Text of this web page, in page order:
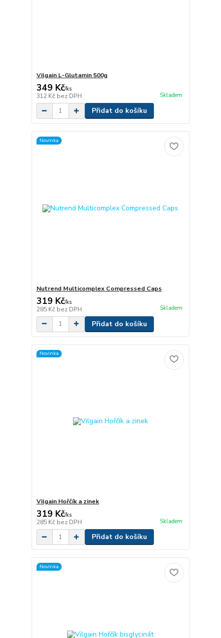
Vilgain L-Glutamin 500g
349 Kč/ks
312 Kč bez DPH Skladem
Přidat do košíku
Novinka
Nutrend Multicomplex Compressed Caps
319 Kč/ks
285 Kč bez DPH Skladem
Přidat do košíku
Novinka
Vilgain Hořčík a zinek
319 Kč/ks
285 Kč bez DPH Skladem
Přidat do košíku
Novinka